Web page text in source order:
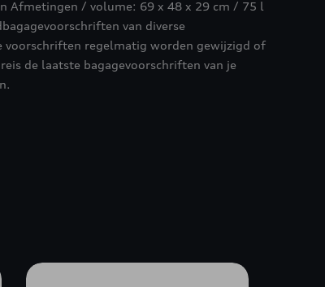
Afmetingen / volume: 69 x 48 x 29 cm / 75 l
van diverse
voorschriften regelmatig worden gewijzigd of
de laatste bagagevoorschriften van je